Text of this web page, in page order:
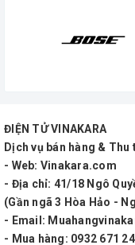
Nam châm:
Ứng dụng: Loa
✅ Sao chép tiêu đề
Củ Loa Treble
1.5 Inch, Công
✅ Sao chép mô tả
KAFUN
ĐIỆN TỬ VINAKARA
Dịch vụ bán hàng &
- Web: Vinakara.com
- Địa chỉ: 41/18 Ngô
(Gần ngã 3 Hòa Hảo -
- Email:
- Mua hàng: 0932 671